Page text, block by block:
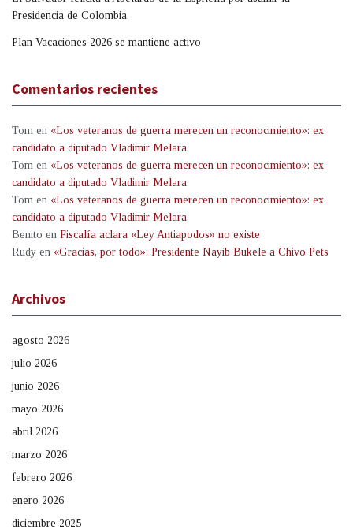
Presidencia de Colombia
Plan Vacaciones 2026 se mantiene activo
Comentarios recientes
Tom en «Los veteranos de guerra merecen un reconocimiento»: ex
candidato a diputado Vladimir Melara
Tom en «Los veteranos de guerra merecen un reconocimiento»: ex
candidato a diputado Vladimir Melara
Tom en «Los veteranos de guerra merecen un reconocimiento»: ex
candidato a diputado Vladimir Melara
Benito en Fiscalía aclara «Ley Antiapodos» no existe
Rudy en «Gracias, por todo»: Presidente Nayib Bukele a Chivo Pets
Archivos
agosto 2026
julio 2026
junio 2026
mayo 2026
abril 2026
marzo 2026
febrero 2026
enero 2026
diciembre 2025